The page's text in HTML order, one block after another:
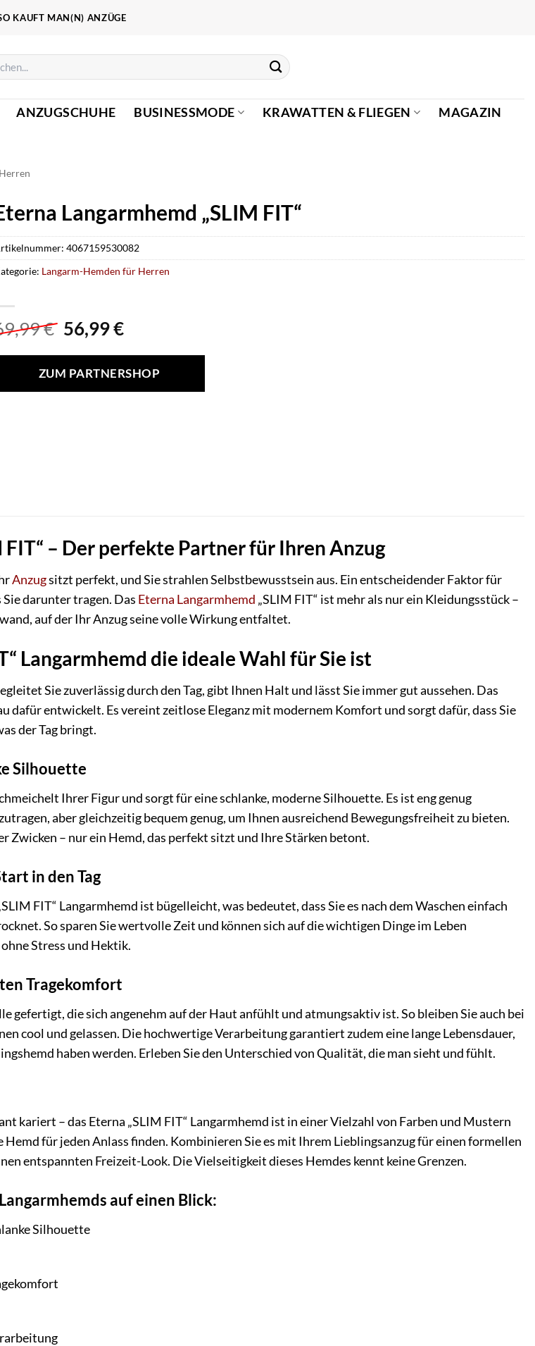
KAUFT MAN(N) ANZÜGE
ANZUGSCHUHE BUSINESSMODE KRAWATTEN & FLIEGEN
MAGAZIN
Langarmhemd „SLIM FIT“
€ Ursprünglicher
war:
69,99 €
56,99€Aktueller
ist:
56,99 €.
ZUM PARTNERSHOP
4067159530082
Langarm-Hemden für Herren
FIT“ – Der perfekte Partner für Ihren Anzug
Anzugsitzt perfekt, und Sie strahlen Selbstbewusstsein aus. Ein entscheidender Faktor für
darunter tragen. Das Eterna Langarmhemd „SLIM FIT“ ist mehr als nur ein Kleidungsstück –
auf der Ihr Anzug seine volle Wirkung entfaltet.
Langarmhemd die ideale Wahl für Sie ist
Sie zuverlässig durch den Tag, gibt Ihnen Halt und lässt Sie immer gut aussehen. Das
dafür entwickelt. Es vereint zeitlose Eleganz mit modernem Komfort und sorgt dafür, dass Sie
der Tag bringt.
Silhouette
Ihrer Figur und sorgt für eine schlanke, moderne Silhouette. Es ist eng genug
aber gleichzeitig bequem genug, um Ihnen ausreichend Bewegungsfreiheit zu bieten.
Zwicken – nur ein Hemd, das perfekt sitzt und Ihre Stärken betont.
in den Tag
FIT“ Langarmhemd ist bügelleicht, was bedeutet, dass Sie es nach dem Waschen einfach
So sparen Sie wertvolle Zeit und können sich auf die wichtigen Dinge im Leben
Stress und Hektik.
Tragekomfort
gefertigt, die sich angenehm auf der Haut anfühlt und atmungsaktiv ist. So bleiben Sie auch bei
cool und gelassen. Die hochwertige Verarbeitung garantiert zudem eine lange Lebensdauer,
haben werden. Erleben Sie den Unterschied von Qualität, die man sieht und fühlt.
kariert – das Eterna „SLIM FIT“ Langarmhemd ist in einer Vielzahl von Farben und Mustern
für jeden Anlass finden. Kombinieren Sie es mit Ihrem Lieblingsanzug für einen formellen
entspannten Freizeit-Look. Die Vielseitigkeit dieses Hemdes kennt keine Grenzen.
auf einen Blick:
Silhouette